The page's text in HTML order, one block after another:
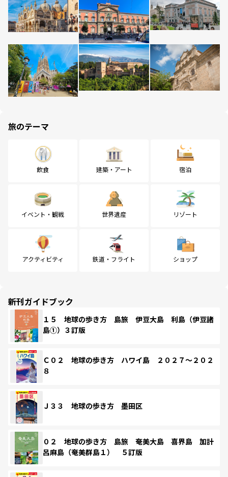
旅のテーマ
飲食 建築・アート 宿泊
イベント・観戦 世界遺産 リゾート
アクティビティ 鉄道・フライト ショップ
新刊ガイドブック
１５ 地球の歩き方 島旅 伊豆大島 利島（伊豆諸
島①）３訂版
Ｃ０２ 地球の歩き方 ハワイ島 ２０２７～２０２
８
Ｊ３３ 地球の歩き方 墨田区
０２ 地球の歩き方 島旅 奄美大島 喜界島 加計
呂麻島（奄美群島１） ５訂版